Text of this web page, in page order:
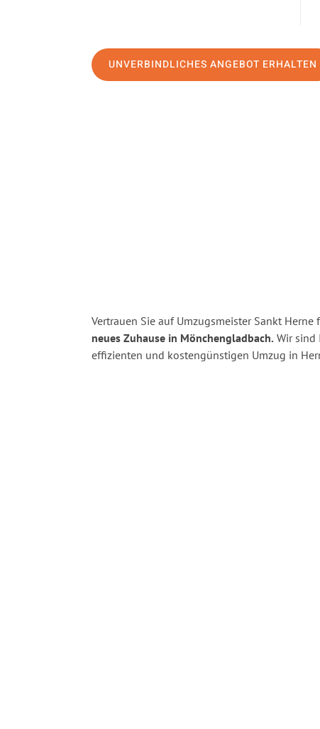
UNVERBINDLICHES ANGEBOT ERHALTEN
Vertrauen Sie auf Umzugsmeister Sankt
neues Zuhause in Mönchengladbach. Wir sind
effizienten und kostengünstigen Umzug in